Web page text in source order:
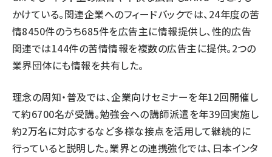
かけている。関連企業へのフィードバックでは、24年度の苦
情8450件のうち685件を広告主に情報提供し、性的広告
関連では144件の苦情情報を複数の広告主に提供。2つの
業界団体にも情報を共有した。
理念の周知・普及では、企業向けセミナーを年12回開催し
て約6700名が受講。勉強会への講師派遣を年39回実施し
約2万名に対応するなど多様な接点を活用して継続的に
行っていると説明した。業界との連携強化では、日本インタ